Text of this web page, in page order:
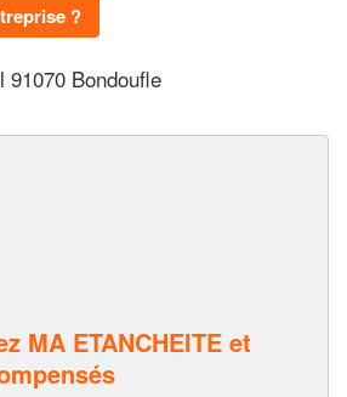
?
91070 Bondoufle
MA ETANCHEITE et